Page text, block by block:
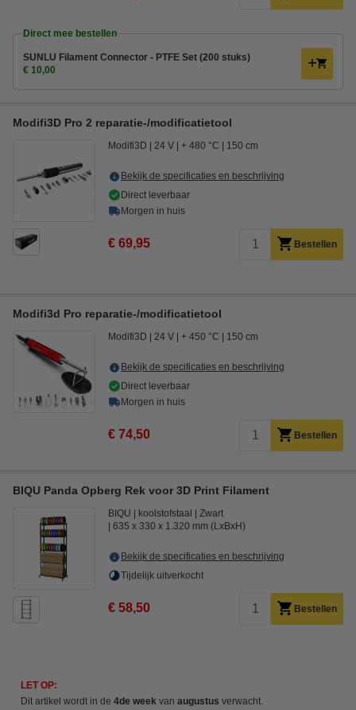
Direct mee bestellen
SUNLU Filament Connector - PTFE Set (200 stuks)
€ 10,00
Modifi3D Pro 2 reparatie-/modificatietool
Modifi3D 24 V + 480 °C 150 cm
Bekijk de specificaties en beschrijving
Direct leverbaar
Morgen in huis
€ 69,95 Bestellen
Modifi3d Pro reparatie-/modificatietool
Modifi3D 24 V + 450 °C 150 cm
Bekijk de specificaties en beschrijving
Direct leverbaar
Morgen in huis
€ 74,50 Bestellen
BIQU Panda Opberg Rek voor 3D Print Filament
BIQU koolstofstaal
Zwart
635 x 330 x 1.320 mm (LxBxH)
Bekijk de specificaties en beschrijving
Tijdelijk uitverkocht
€ 58,50 Bestellen
LET OP:
Dit artikel wordt in de 4de week van augustus verwacht.